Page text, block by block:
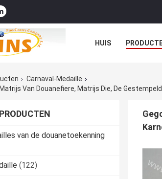
HUIS
Carnaval-Medaille
Van Douanefiere, Matrijs Die, De
van de douanetoekenning
(122)